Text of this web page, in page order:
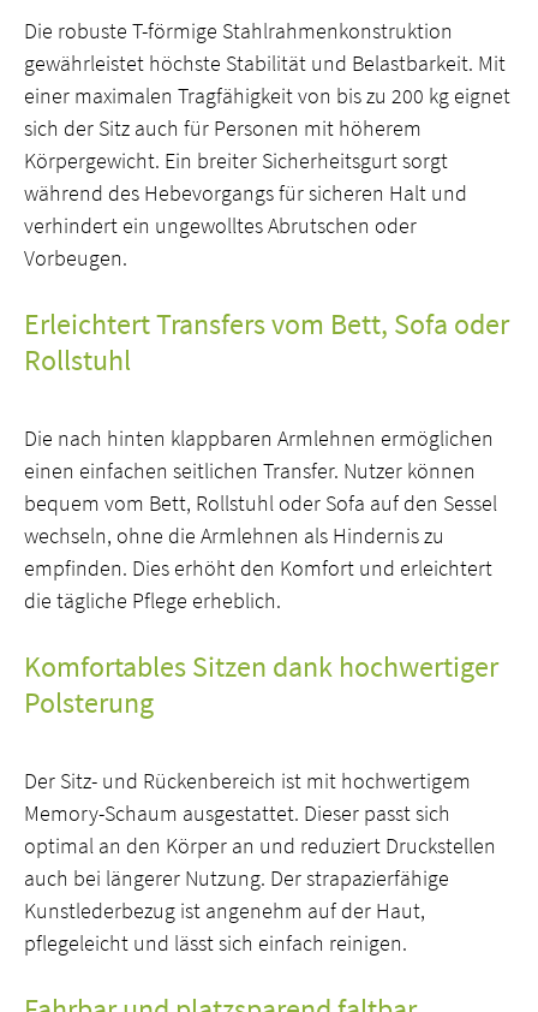
Die robuste T-förmige Stahlrahmenkonstruktion
gewährleistet höchste Stabilität und Belastbarkeit. Mit
einer maximalen Tragfähigkeit von bis zu 200 kg eignet
sich der Sitz auch für Personen mit höherem
Körpergewicht. Ein breiter Sicherheitsgurt sorgt
während des Hebevorgangs für sicheren Halt und
verhindert ein ungewolltes Abrutschen oder
Vorbeugen.
Erleichtert Transfers vom Bett, Sofa oder
Rollstuhl
Die nach hinten klappbaren Armlehnen ermöglichen
einen einfachen seitlichen Transfer. Nutzer können
bequem vom Bett, Rollstuhl oder Sofa auf den Sessel
wechseln, ohne die Armlehnen als Hindernis zu
empfinden. Dies erhöht den Komfort und erleichtert
die tägliche Pflege erheblich.
Komfortables Sitzen dank hochwertiger
Polsterung
Der Sitz- und Rückenbereich ist mit hochwertigem
Memory-Schaum ausgestattet. Dieser passt sich
optimal an den Körper an und reduziert Druckstellen
auch bei längerer Nutzung. Der strapazierfähige
Kunstlederbezug ist angenehm auf der Haut,
pflegeleicht und lässt sich einfach reinigen.